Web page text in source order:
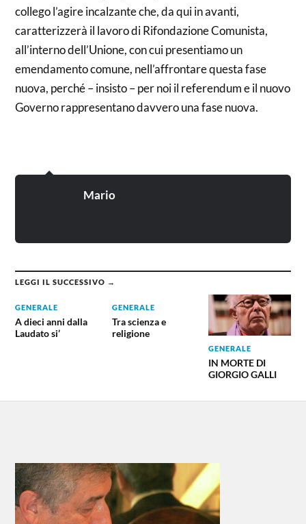
collego l’agire incalzante che, da qui in avanti,
caratterizzerà il lavoro di Rifondazione Comunista,
all’interno dell’Unione, con cui presentiamo un
emendamento comune, nell’affrontare questa fase
nuova, perché – insisto – per noi il referendum e il nuovo
Governo rappresentano davvero una fase nuova.
Mario
LEGGI IL SUCCESSIVO →
GENERALE
A dieci anni dalla
Laudato si’
GENERALE
Tra scienza e
religione
GENERALE
IN MORTE DI
GIORGIO GALLI